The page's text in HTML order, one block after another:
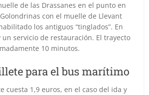
de las Drassanes en el punto en
con el muelle de Llevant
los antiguos “tinglados”. En
servicio de restauración. El trayecto
10 minutos.
para el bus marítimo
cuesta 1,9 euros, en el caso del ida y